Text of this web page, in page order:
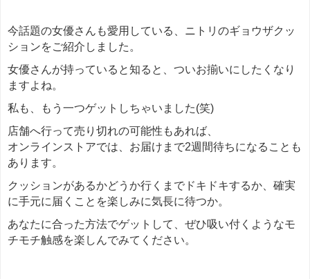
今話題の女優さんも愛用している、ニトリのギョウザクッ
ションをご紹介しました。
女優さんが持っていると知ると、ついお揃いにしたくなり
ますよね。
私も、もう一つゲットしちゃいました(笑)
店舗へ行って売り切れの可能性もあれば、
オンラインストアでは、お届けまで2週間待ちになることも
あります。
クッションがあるかどうか行くまでドキドキするか、確実
に手元に届くことを楽しみに気長に待つか。
あなたに合った方法でゲットして、ぜひ吸い付くようなモ
チモチ触感を楽しんでみてください。